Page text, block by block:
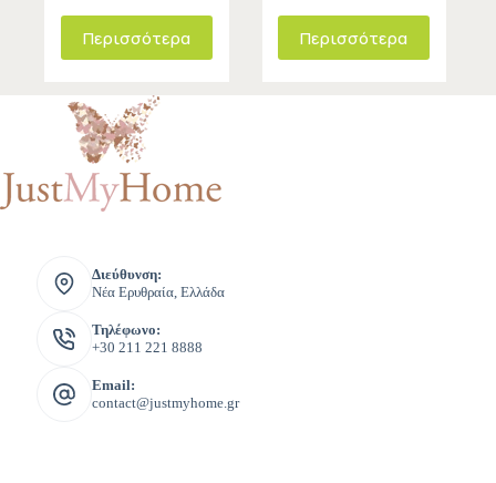
Περισσότερα Περισσότερα
Διεύθυνση:
Νέα Ερυθραία, Ελλάδα
Τηλέφωνο:
+30 211 221 8888
Email:
contact@justmyhome.gr